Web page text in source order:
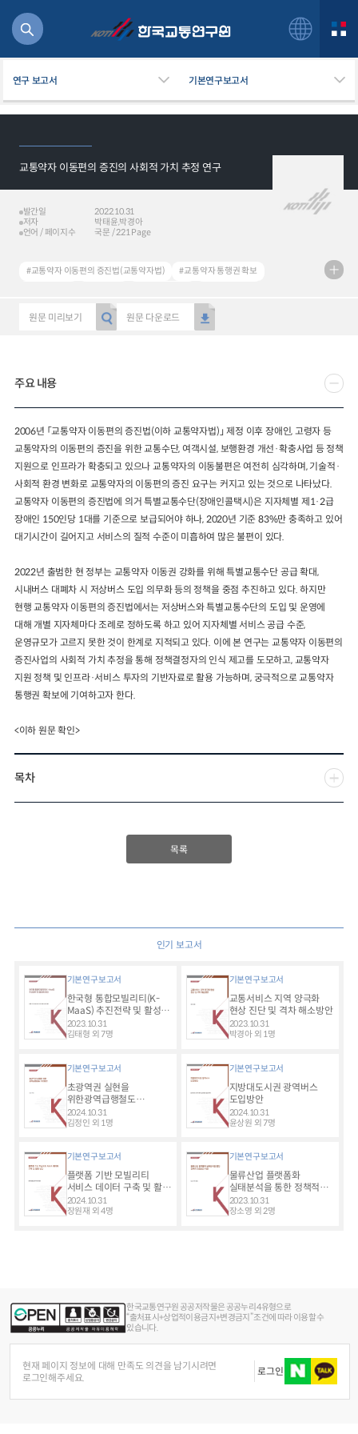
연구 보고서 기본연구보고서
교통약자 이동편의 증진의 사회적 가치 추정 연구
발간일
2022.10.31
저자
박태윤,박경아
언어 / 페이지수
국문 / 221 Page
#교통약자 이동편의 증진법(교통약자법)
#교통약자 통행권 확보
원문 미리보기 원문 다운로드
주요 내용
2006년 「교통약자 이동편의 증진법(이하 교통약자법)」 제정 이후 장애인, 고령자 등
교통약자의 이동편의 증진을 위한 교통수단, 여객시설, 보행환경 개선·확충사업 등 정책
지원으로 인프라가 확충되고 있으나 교통약자의 이동불편은 여전히 심각하며, 기술적·
사회적 환경 변화로 교통약자의 이동편의 증진 요구는 커지고 있는 것으로 나타났다.
교통약자 이동편의 증진법에 의거 특별교통수단(장애인콜택시)은 지자체별 제1·2급
장애인 150인당 1대를 기준으로 보급되어야 하나, 2020년 기준 83%만 충족하고 있어
대기시간이 길어지고 서비스의 질적 수준이 미흡하여 많은 불편이 있다.
2022년 출범한 현 정부는 교통약자 이동권 강화를 위해 특별교통수단 공급 확대,
시내버스 대폐차 시 저상버스 도입 의무화 등의 정책을 중점 추진하고 있다. 하지만
현행 교통약자 이동편의 증진법에서는 저상버스와 특별교통수단의 도입 및 운영에
대해 개별 지자체마다 조례로 정하도록 하고 있어 지자체별 서비스 공급 수준,
운영규모가 고르지 못한 것이 한계로 지적되고 있다. 이에 본 연구는 교통약자 이동편의
증진사업의 사회적 가치 추정을 통해 정책결정자의 인식 제고를 도모하고, 교통약자
지원 정책 및 인프라·서비스 투자의 기반자료로 활용 가능하며, 궁극적으로 교통약자
통행권 확보에 기여하고자 한다.
<이하 원문 확인>
목차
목록
인기 보고서
기본연구보고서
한국형 통합모빌리티(K-
MaaS) 추진전략 및 활성화
방안
2023.10.31
김태형 외 7명
기본연구보고서
교통서비스 지역 양극화
현상 진단 및 격차 해소방안
2023.10.31
박경아 외 1명
기본연구보고서
초광역권 실현을
위한광역급행철도
추진방안
2024.10.31
김정인 외 1명
기본연구보고서
지방대도시권 광역버스
도입방안
2024.10.31
윤상원 외 7명
기본연구보고서
플랫폼 기반 모빌리티
서비스 데이터 구축 및 활용
방안
2024.10.31
장원재 외 4명
기본연구보고서
물류산업 플랫폼화
실태분석을 통한 정책적
대응방안 마련
2023.10.31
장소영 외 2명
한국교통연구원 공공저작물은 공공누리 4유형으로
“출처표시+상업적이용금지+변경금지” 조건에 따라 이용할 수
있습니다.
현재 페이지 정보에 대해 만족도 의견을 남기시려면
로그인해주세요.
로그인
2024년 국가교통조사 및 분석
요약보고서
전국여객OD 여객통행량
통행발생모형
수단분담모형
여객OD현행화
권역별통행지표
사회경제지표
교통수요예측
2024 생활물류 서비스 보
소화물배송대행
2025.09.30